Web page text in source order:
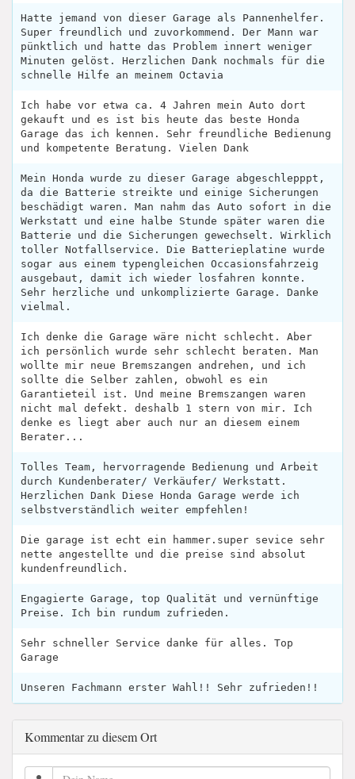
Hatte jemand von dieser Garage als Pannenhelfer.
Super freundlich und zuvorkommend. Der Mann war
pünktlich und hatte das Problem innert weniger
Minuten gelöst. Herzlichen Dank nochmals für die
schnelle Hilfe an meinem Octavia
Ich habe vor etwa ca. 4 Jahren mein Auto dort
gekauft und es ist bis heute das beste Honda
Garage das ich kennen. Sehr freundliche Bedienung
und kompetente Beratung. Vielen Dank
Mein Honda wurde zu dieser Garage abgeschlepppt,
da die Batterie streikte und einige Sicherungen
beschädigt waren. Man nahm das Auto sofort in die
Werkstatt und eine halbe Stunde später waren die
Batterie und die Sicherungen gewechselt. Wirklich
toller Notfallservice. Die Batterieplatine wurde
sogar aus einem typengleichen Occasionsfahrzeig
ausgebaut, damit ich wieder losfahren konnte.
Sehr herzliche und unkomplizierte Garage. Danke
vielmal.
Ich denke die Garage wäre nicht schlecht. Aber
ich persönlich wurde sehr schlecht beraten. Man
wollte mir neue Bremszangen andrehen, und ich
sollte die Selber zahlen, obwohl es ein
Garantieteil ist. Und meine Bremszangen waren
nicht mal defekt. deshalb 1 stern von mir. Ich
denke es liegt aber auch nur an diesem einem
Berater...
Tolles Team, hervorragende Bedienung und Arbeit
durch Kundenberater/ Verkäufer/ Werkstatt.
Herzlichen Dank Diese Honda Garage werde ich
selbstverständlich weiter empfehlen!
Die garage ist echt ein hammer.super sevice sehr
nette angestellte und die preise sind absolut
kundenfreundlich.
Engagierte Garage, top Qualität und vernünftige
Preise. Ich bin rundum zufrieden.
Sehr schneller Service danke für alles. Top
Garage
Unseren Fachmann erster Wahl!! Sehr zufrieden!!
Kommentar zu diesem Ort